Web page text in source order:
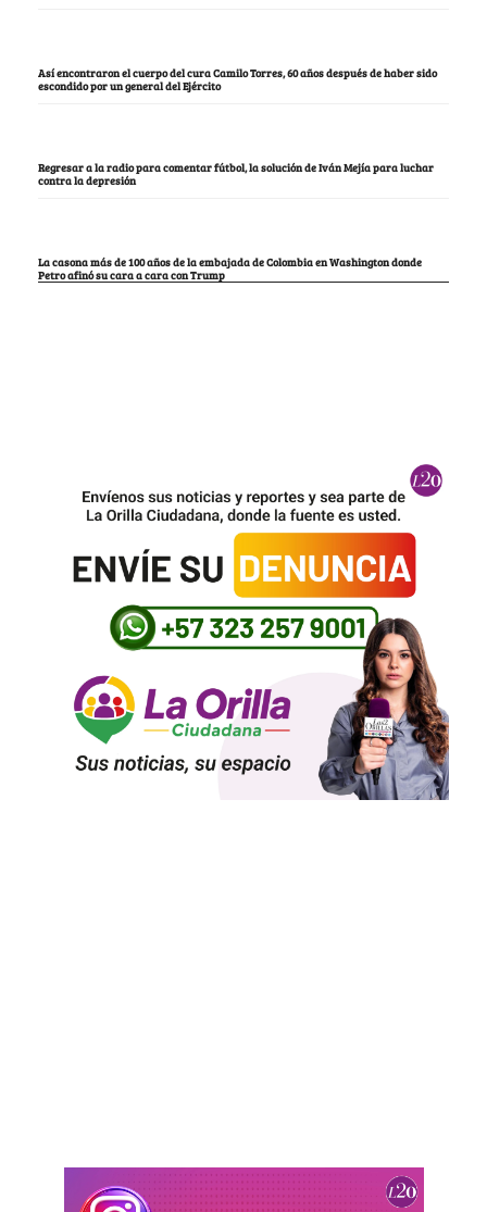
Así encontraron el cuerpo del cura Camilo Torres, 60 años después de haber sido
escondido por un general del Ejército
Regresar a la radio para comentar fútbol, la solución de Iván Mejía para luchar
contra la depresión
La casona más de 100 años de la embajada de Colombia en Washington donde
Petro afinó su cara a cara con Trump